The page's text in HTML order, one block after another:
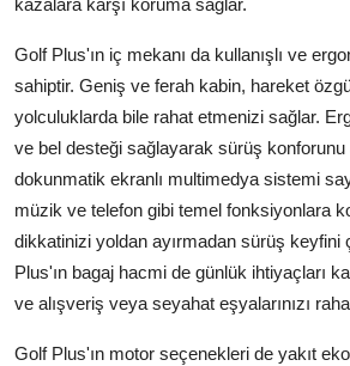
kazalara karşı koruma sağlar.
Golf Plus'ın iç mekanı da kullanışlı ve
sahiptir. Geniş ve ferah kabin, hareket
yolculuklarda bile rahat etmenizi sağlar.
ve bel desteği sağlayarak sürüş konforunu
dokunmatik ekranlı multimedya sistemi
müzik ve telefon gibi temel fonksiyonlara
dikkatinizi yoldan ayırmadan sürüş keyfini
Plus'ın bagaj hacmi de günlük ihtiyaçları
ve alışveriş veya seyahat eşyalarınızı
Golf Plus'ın motor seçenekleri de yakıt